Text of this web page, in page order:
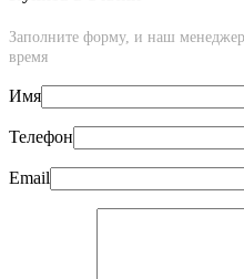
Заполните форму, и наш
время
Имя
Телефон
Email